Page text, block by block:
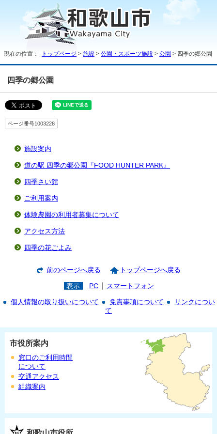
現在の位置： トップページ > 施設 > 公園・スポーツ施設 > 公園 > 四季の郷公園
四季の郷公園
ページ番号1003228
施設案内
道の駅 四季の郷公園『FOOD HUNTER PARK』
四季さい館
ご利用案内
体験農園の利用者募集について
アクセス方法
四季の花ごよみ
前のページへ戻る トップページへ戻る
表示 PC スマートフォン
個人情報の取り扱いについて 免責事項について
リンクについ
て
市役所案内
窓口のご利用時間
について
交通アクセス
組織案内